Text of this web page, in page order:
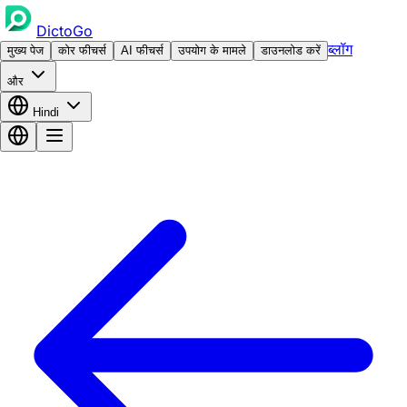
DictoGo
मुख्य पेज कोर फीचर्स AI फीचर्स उपयोग के मामले डाउनलोड करें ब्लॉग
और
Hindi